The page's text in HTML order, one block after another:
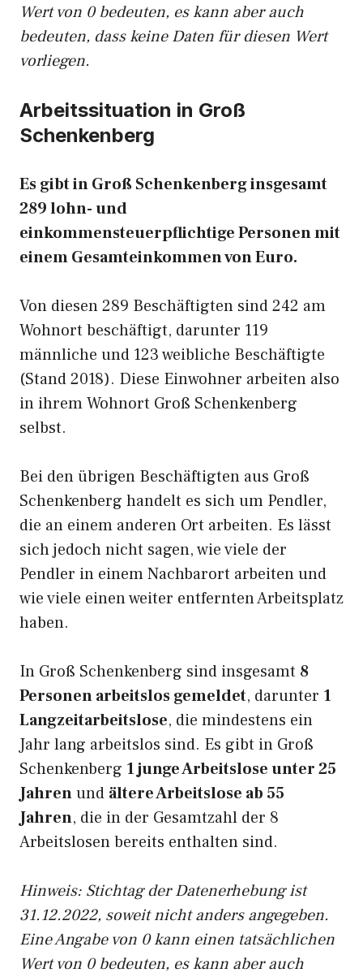
Wert von 0 bedeuten, es kann aber auch
bedeuten, dass keine Daten für diesen Wert
vorliegen.
Arbeitssituation in Groß
Schenkenberg
Es gibt in Groß Schenkenberg insgesamt
289 lohn- und
einkommensteuerpflichtige Personen mit
einem Gesamteinkommen von Euro.
Von diesen 289 Beschäftigten sind 242 am
Wohnort beschäftigt, darunter 119
männliche und 123 weibliche Beschäftigte
(Stand 2018). Diese Einwohner arbeiten also
in ihrem Wohnort Groß Schenkenberg
selbst.
Bei den übrigen Beschäftigten aus Groß
Schenkenberg handelt es sich um Pendler,
die an einem anderen Ort arbeiten. Es lässt
sich jedoch nicht sagen, wie viele der
Pendler in einem Nachbarort arbeiten und
wie viele einen weiter entfernten Arbeitsplatz
haben.
In Groß Schenkenberg sind insgesamt 8
Personen arbeitslos gemeldet, darunter 1
Langzeitarbeitslose, die mindestens ein
Jahr lang arbeitslos sind. Es gibt in Groß
Schenkenberg 1 junge Arbeitslose unter 25
Jahrenund ältere Arbeitslose ab 55
Jahren, die in der Gesamtzahl der 8
Arbeitslosen bereits enthalten sind.
Hinweis: Stichtag der Datenerhebung ist
31.12.2022, soweit nicht anders angegeben.
Eine Angabe von 0 kann einen tatsächlichen
Wert von 0 bedeuten, es kann aber auch